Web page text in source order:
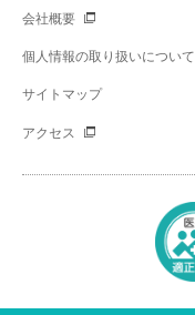
会社概要
個人情報の取り扱いについて
サイトマップ
アクセス